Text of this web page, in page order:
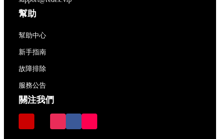
幫助
幫助中心
新手指南
故障排除
服務公告
關注我們